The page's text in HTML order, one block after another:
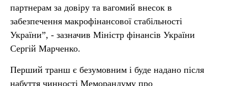
партнерам за довіру та вагомий внесок в
забезпечення макрофінансової стабільності
України”, - зазначив Міністр фінансів України
Сергій Марченко.
Перший транш є безумовним і буде надано після
набуття чинності Меморандуму про